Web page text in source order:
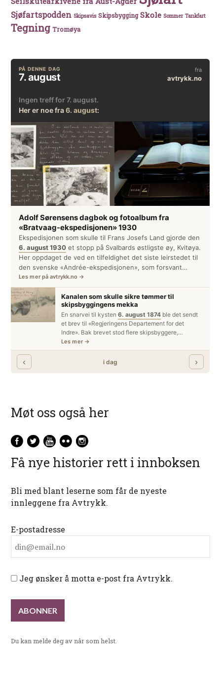
Sjøfartspodden Skipsavis Skipsbygging Skole Sommer Tankfart
Tegning Tromøya
Møt oss også her
Få nye historier rett i innboksen
Bli med blant leserne som får de nyeste
innleggene fra Avtrykk.
E-postadresse
Jeg ønsker å motta e-post fra Avtrykk.
Du kan melde deg av når som helst.